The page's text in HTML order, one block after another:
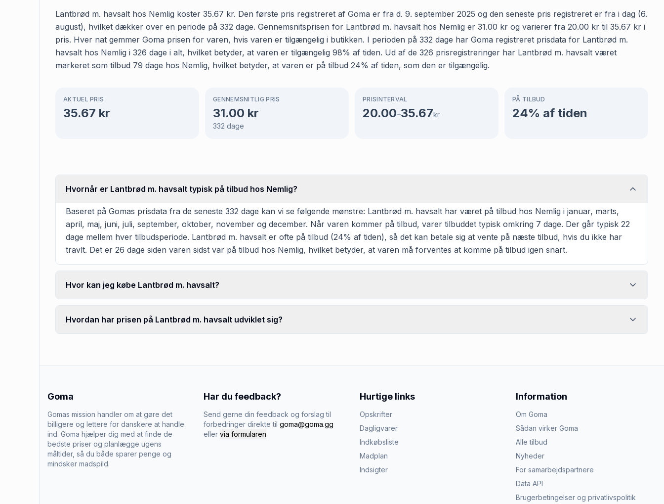
Lantbrød m. havsalt hos Nemlig koster 35.67 kr. Den første pris registreret af Goma er fra d. 9. september 2025 og den seneste pris registreret er fra i dag (6.
august), hvilket dækker over en periode på 332 dage. Gennemsnitsprisen for Lantbrød m. havsalt hos Nemlig er 31.00 kr og varierer fra 20.00 kr til 35.67 kr i
pris. Hver nat gemmer Goma prisen for varen, hvis varen er tilgængelig i butikken. I perioden på 332 dage har Goma registreret prisdata for Lantbrød m.
havsalt hos Nemlig i 326 dage i alt, hvilket betyder, at varen er tilgængelig 98% af tiden. Ud af de 326 prisregistreringer har Lantbrød m. havsalt været
markeret som tilbud 79 dage hos Nemlig, hvilket betyder, at varen er på tilbud 24% af tiden, som den er tilgængelig.
AKTUEL PRIS
35.67 kr
GENNEMSNITLIG PRIS
31.00 kr
332 dage
PRISINTERVAL
20.00–35.67kr
PÅ TILBUD
24% af tiden
Hvornår er Lantbrød m. havsalt typisk på tilbud hos Nemlig?
Baseret på Gomas prisdata fra de seneste 332 dage kan vi se følgende mønstre: Lantbrød m. havsalt har været på tilbud hos Nemlig i januar, marts,
april, maj, juni, juli, september, oktober, november og december. Når varen kommer på tilbud, varer tilbuddet typisk omkring 7 dage. Der går typisk 22
dage mellem hver tilbudsperiode. Lantbrød m. havsalt er ofte på tilbud (24% af tiden), så det kan betale sig at vente på næste tilbud, hvis du ikke har
travlt. Det er 26 dage siden varen sidst var på tilbud hos Nemlig, hvilket betyder, at varen må forventes at komme på tilbud igen snart.
Hvor kan jeg købe Lantbrød m. havsalt?
Hvordan har prisen på Lantbrød m. havsalt udviklet sig?
Goma
Gomas mission handler om at gøre det
billigere og lettere for danskere at handle
ind. Goma hjælper dig med at finde de
bedste priser og planlægge ugens
måltider, så du både sparer penge og
mindsker madspild.
Har du feedback?
Send gerne din feedback og forslag til
forbedringer direkte til goma@goma.gg
eller via formularen
Hurtige links
Opskrifter
Dagligvarer
Indkøbsliste
Madplan
Indsigter
Information
Om Goma
Sådan virker Goma
Alle tilbud
Nyheder
For samarbejdspartnere
Data API
Brugerbetingelser og privatlivspolitik